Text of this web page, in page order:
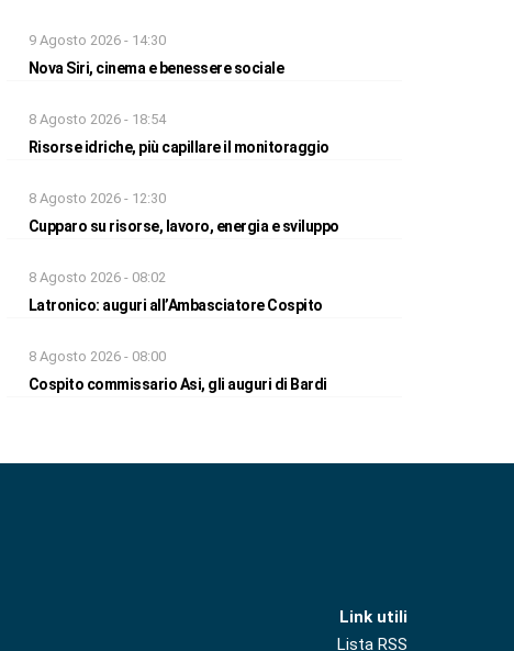
9 Agosto 2026 - 14:30
Nova Siri, cinema e benessere sociale
8 Agosto 2026 - 18:54
Risorse idriche, più capillare il monitoraggio
8 Agosto 2026 - 12:30
Cupparo su risorse, lavoro, energia e sviluppo
8 Agosto 2026 - 08:02
Latronico: auguri all’Ambasciatore Cospito
8 Agosto 2026 - 08:00
Cospito commissario Asi, gli auguri di Bardi
Link utili
Lista RSS